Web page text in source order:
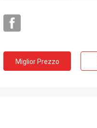
Miglior Prezzo